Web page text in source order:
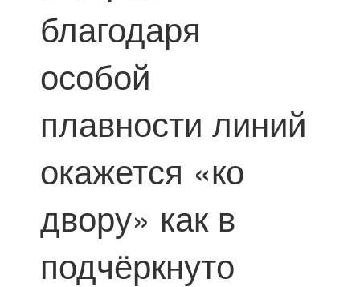
благодаря
особой
плавности линий
окажется «ко
двору» как в
подчёркнуто